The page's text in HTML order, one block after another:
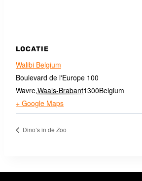
LOCATIE
Walibi Belgium
Boulevard de l'Europe 100
Wavre,Waals-Brabant1300Belgium
+ Google Maps
Dino’s in de Zoo